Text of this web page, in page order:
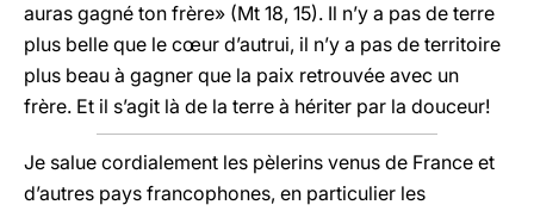
auras gagné ton frère» (Mt 18, 15). Il n’y a pas de terre
plus belle que le cœur d’autrui, il n’y a pas de territoire
plus beau à gagner que la paix retrouvée avec un
frère. Et il s’agit là de la terre à hériter par la douceur!
Je salue cordialement les pèlerins venus de France et
d’autres pays francophones, en particulier les